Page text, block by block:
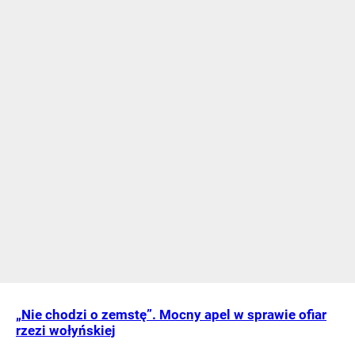
„Nie chodzi o zemstę”. Mocny apel w sprawie ofiar
rzezi wołyńskiej